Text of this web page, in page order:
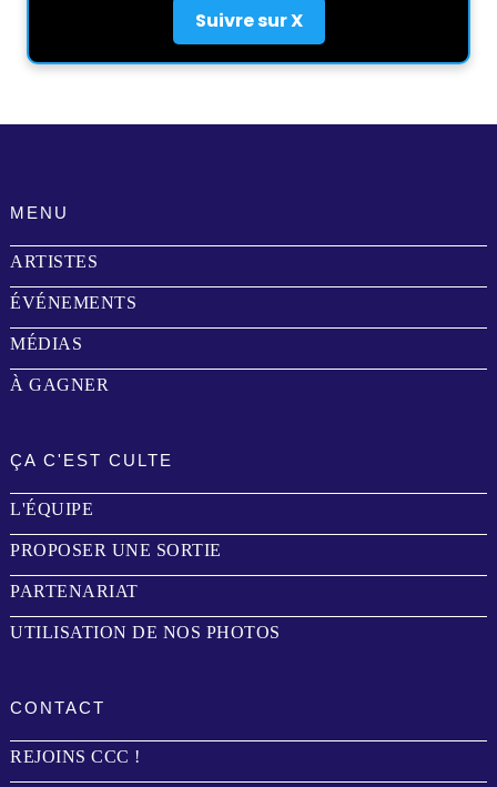
Suivre sur X
MENU
ARTISTES
ÉVÉNEMENTS
MÉDIAS
À GAGNER
ÇA C'EST CULTE
L'ÉQUIPE
PROPOSER UNE SORTIE
PARTENARIAT
UTILISATION DE NOS PHOTOS
CONTACT
REJOINS CCC !